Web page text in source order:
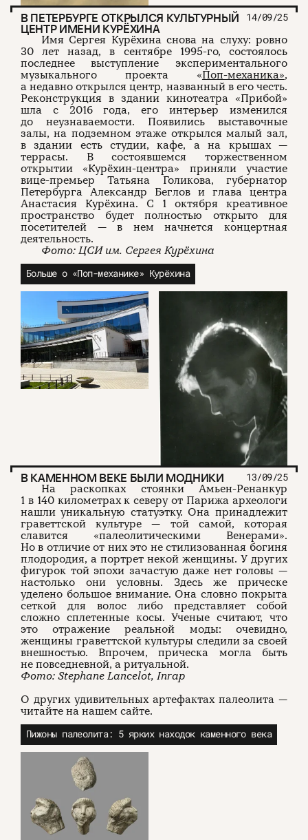
В ПЕТЕРБУРГЕ ОТКРЫЛСЯ КУЛЬТУРНЫЙ
ЦЕНТР ИМЕНИ КУРЁХИНА
14/09/25
Имя Сергея Курёхина снова на слуху: ровно
30 лет назад, в сентябре 1995-го, состоялось
последнее выступление экспериментального
музыкального проекта «Поп-механика»,
а недавно открылся центр, названный в его честь.
Реконструкция в здании кинотеатра «Прибой»
шла с 2016 года, его интерьер изменился
до неузнаваемости. Появились выставочные
залы, на подземном этаже открылся малый зал,
в здании есть студии, кафе, а на крышах —
террасы. В состоявшемся торжественном
открытии «Курёхин-центра» приняли участие
вице-премьер Татьяна Голикова, губернатор
Петербурга Александр Беглов и глава центра
Анастасия Курёхина. С 1 октября креативное
пространство будет полностью открыто для
посетителей — в нем начнется концертная
деятельность.
Фото: ЦСИ им. Сергея Курёхина
Больше о «Поп-механике» Курёхина
В КАМЕННОМ ВЕКЕ БЫЛИ МОДНИКИ 13/09/25
На раскопках стоянки Амьен-Ренанкур
1 в 140 километрах к северу от Парижа археологи
нашли уникальную статуэтку. Она принадлежит
граветтской культуре — той самой, которая
славится «палеолитическими Венерами».
Но в отличие от них это не стилизованная богиня
плодородия, а портрет некой женщины. У других
фигурок той эпохи зачастую даже нет головы —
настолько они условны. Здесь же прическе
уделено большое внимание. Она словно покрыта
сеткой для волос либо представляет собой
сложно сплетенные косы. Ученые считают, что
это отражение реальной моды: очевидно,
женщины граветтской культуры следили за своей
внешностью. Впрочем, прическа могла быть
не повседневной, а ритуальной.
Фото: Stephane Lancelot, Inrap
О других удивительных артефактах палеолита —
читайте на нашем сайте.
Пижоны палеолита: 5 ярких находок каменного века